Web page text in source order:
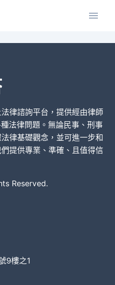
律諮詢平台，提供經由律師
法律問題。無論民事、刑事
律基礎觀念，並可進一步和
提供專業、準確、且值得信
Reserved.
9樓之1